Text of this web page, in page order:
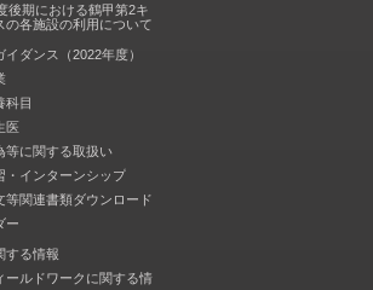
後期における鶴甲第2キ
の各施設の利用について
イダンス（2022年度）
科目
医
等に関する取扱い
・インターンシップ
等関連書類ダウンロード
ー
する情報
ールドワークに関する情